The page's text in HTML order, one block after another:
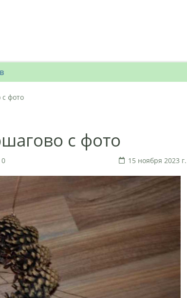
фото
с фото
15 ноября 2023 г.